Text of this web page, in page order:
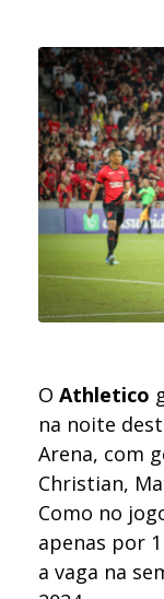
OAthletico
na noite
Arena, com
Christian,
Como no
apenas por
a vaga na